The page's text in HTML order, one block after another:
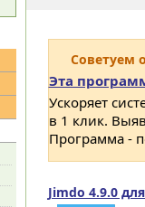
Советуем
Эта
Ускоряет
в 1 клик.
Программа -
Jimdo 4.9.0